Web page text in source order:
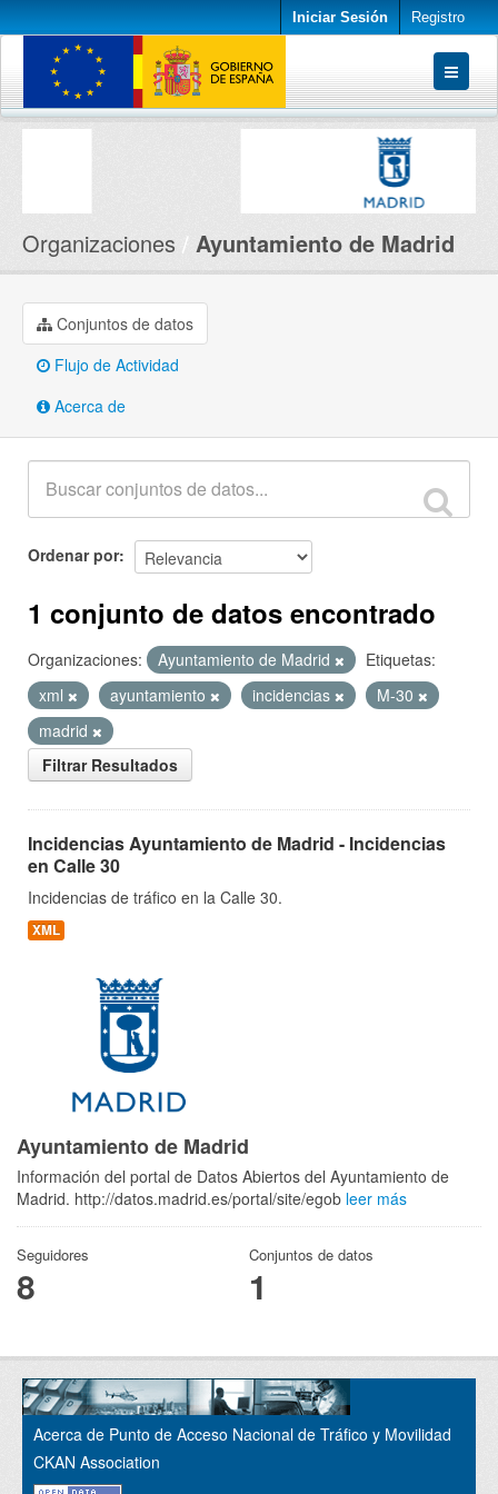
Iniciar Sesión Registro
Conjuntos de datos
Organizaciones Ayuntamiento de Madrid
Conjuntos de datos
Flujo de Actividad
Acerca de
Ordenar por
1 conjunto de datos encontrado
Organizaciones: Ayuntamiento de Madrid
Etiquetas:
xml
ayuntamiento incidencias
M-30
madrid
Filtrar Resultados
Incidencias Ayuntamiento de Madrid - Incidencias
en Calle 30
Incidencias de tráfico en la Calle 30.
XML
Ayuntamiento de Madrid
Información del portal de Datos Abiertos del Ayuntamiento de
Madrid. http://datos.madrid.es/portal/site/egob leer más
Seguidores
8
Conjuntos de datos
1
Acerca de Punto de Acceso Nacional de Tráfico y Movilidad
CKAN Association